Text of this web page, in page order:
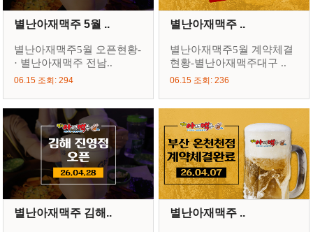
별난아재맥주 5월 ..
별난아재맥주5월 오픈현황-
· 별난아재맥주 전남..
06.15 조회: 294
별난아재맥주 ..
별난아재맥주5월 계약체결
현황-별난아재맥주대구 ..
06.15 조회: 236
별난아재맥주 김해.. 별난아재맥주 ..